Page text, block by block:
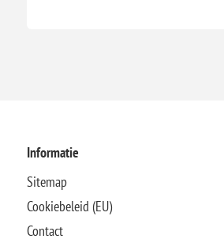
Informatie
Sitemap
Cookiebeleid (EU)
Contact